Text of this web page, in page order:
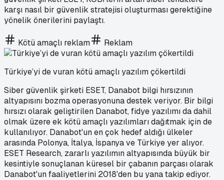
karşı nasıl bir güvenlik stratejisi oluşturması gerektiğine
yönelik önerilerini paylaştı.
Kötü amaçlı reklam Reklam
Türkiye’yi de vuran kötü amaçlı yazılım çökertildi
Siber güvenlik şirketi ESET, Danabot bilgi hırsızının
altyapısını bozma operasyonuna destek veriyor. Bir bilgi
hırsızı olarak geliştirilen Danabot, fidye yazılımı da dahil
olmak üzere ek kötü amaçlı yazılımları dağıtmak için de
kullanılıyor. Danabot'un en çok hedef aldığı ülkeler
arasında Polonya, İtalya, İspanya ve Türkiye yer alıyor.
ESET Research, zararlı yazılımın altyapısında büyük bir
kesintiyle sonuçlanan küresel bir çabanın parçası olarak
Danabot'un faaliyetlerini 2018'den bu yana takip ediyor.